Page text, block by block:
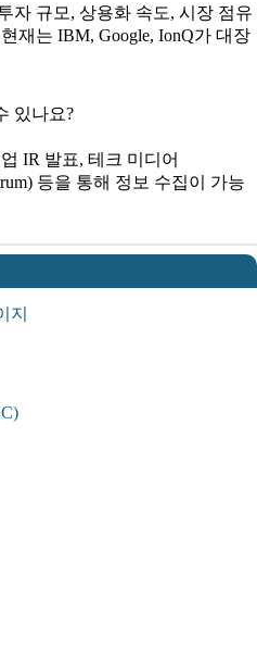
자 규모, 상용화 속도, 시장 점유
재는 IBM, Google, IonQ가 대장
있나요?
IR 발표, 테크 미디어
등을 통해 정보 수집이 가능
지